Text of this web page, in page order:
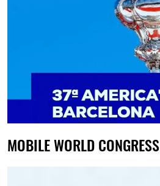
MOBILE WORLD CONGRESS